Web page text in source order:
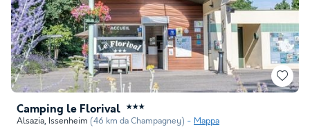
Camping le Florival ★★★
Alsazia, Issenheim (46 km da Champagney) Mappa